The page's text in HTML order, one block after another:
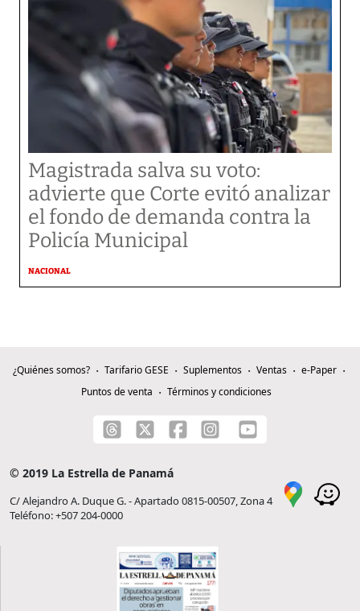
Magistrada salva su voto:
advierte que Corte evitó analizar
el fondo de demanda contra la
Policía Municipal
NACIONAL
¿Quiénes somos? Tarifario GESE Suplementos Ventas
e-Paper
Puntos de venta
Términos y condiciones
© 2019 La Estrella de Panamá
C/ Alejandro A. Duque G. - Apartado 0815-00507, Zona 4
Teléfono: +507 204-0000